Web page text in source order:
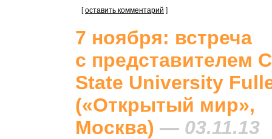
[оставить комментарий ]
7 ноября: встреча
с представителем
State University
(«Открытый мир»,
Москва) — 03.11.13